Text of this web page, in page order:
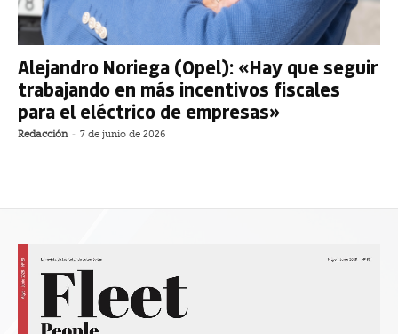
Alejandro Noriega (Opel): «Hay que seguir
trabajando en más incentivos fiscales
para el eléctrico de empresas»
Redacción - 7 de junio de 2026